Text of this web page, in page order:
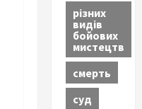
різних
видів
бойових
мистецтв
смерть
суд